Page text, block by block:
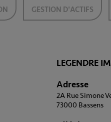
GESTION D'ACTIFS
LEGENDRE
Adresse
2A Rue Simone
73000 Bassens